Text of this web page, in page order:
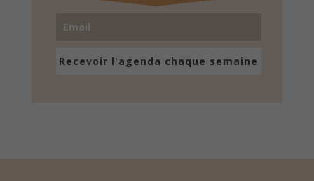
Recevoir l'agenda chaque semaine